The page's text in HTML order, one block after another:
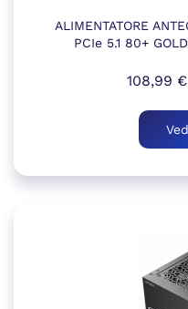
ALIMENTATORE
PCIe 5.1 80+
108,99 €